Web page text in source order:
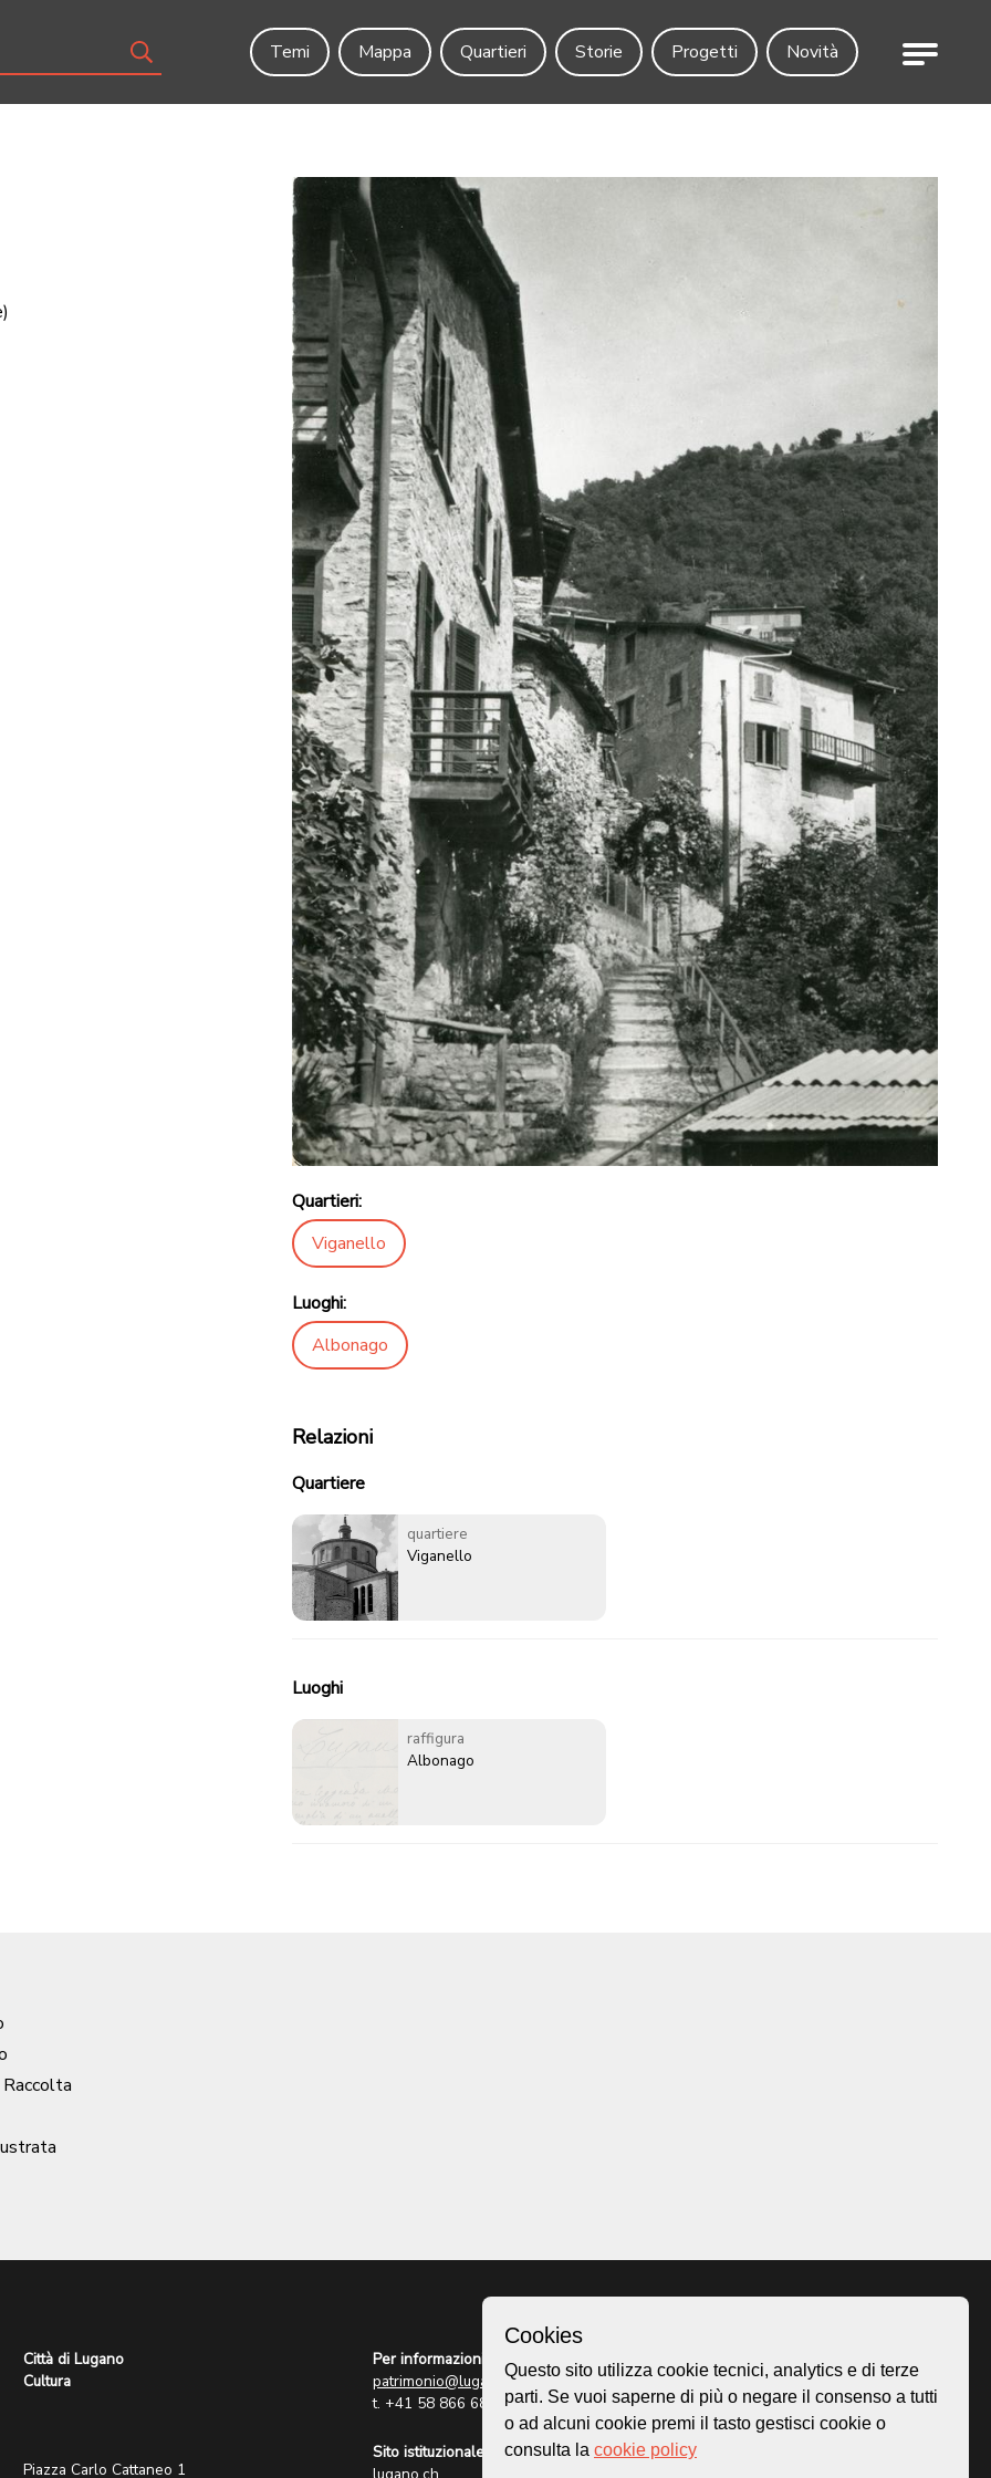
Temi
Mappa Quartieri Storie Progetti Novità Menu
Quartieri:
Viganello
Luoghi:
Albonago
Relazioni
Quartiere
quartiere
Viganello
Luoghi
raffigura
Albonago
Città di Lugano
Cultura
Piazza Carlo Cattaneo 1
Per informazioni:
patrimonio@lugano.ch
t. +41 58 866 68 50
Sito istituzionale:
lugano.ch
Homepage
Mappa
Storie
Cookies
Questo sito utilizza cookie tecnici, analytics e di terze
parti. Se vuoi saperne di più o negare il consenso a tutti
o ad alcuni cookie premi il tasto gestisci cookie o
consulta la cookie policy